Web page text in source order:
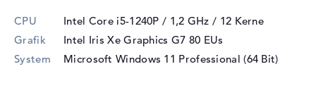
CPU Intel Core i5-1240P / 1,2 GHz / 12 Kerne
Grafik
Intel Iris Xe Graphics G7 80 EUs
System
Microsoft Windows 11 Professional (64 Bit)